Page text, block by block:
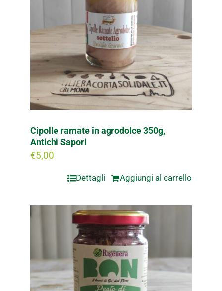
Cipolle ramate in agrodolce 350g,
Antichi Sapori
€5,00
Aggiungi al carrello
Dettagli